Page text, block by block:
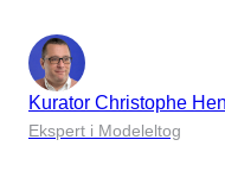
Kurator Christophe
Ekspert i Modeleltog